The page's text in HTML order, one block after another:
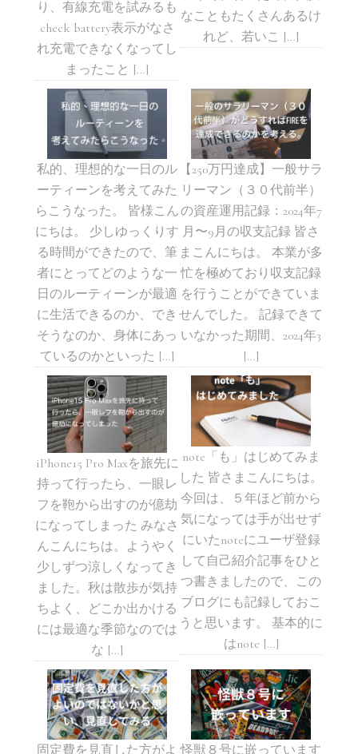
り、有線充電を試みるも
check battery表示がなさ
れ充電できなくなってし
まったこと […]
なこともたくさんあるけ
れど、若いこ […]
私的、理想的な一日のル
ーティーンを考えてみた
らこうなった。 皆様こん
にちは。 少しゆっくりす
る時間ができたので、筆
者にとってどのような一
日のルーティーンが最適
に生活できるのか、でき
そうなのか、身体にあっ
ているのかといった […]
【250万円達成】一般サラ
リーマン（３０代前半）
の資産運用記録：2024年7
月〜9月の収支記録 皆さ
まこんにちは。 本業が多
忙を極めており収支記録
を行うことができていま
せんでした。 記録できて
いなかった期間、2024年3
[…]
iPhone15 Pro Maxを旅先に
持って行ったら、一眼レ
フを鞄から出すのが億劫
になってしまった みなさ
んこんにちは。ようやく
少しずつ涼しくなってき
ました。秋は散歩が気持
ちよく、どこか出かける
には最適な季節なのでは
な […]
note「も」はじめてみま
した 皆さまこんにちは。
今回は、５年ほど前から
気になっては手が出せず
にいたnoteにユーザ登録
して自己紹介記事をひと
つ書きましたので、この
ブログにも記録しておこ
うと思います。 基本的に
はnote […]
固定費を見直した方がよ 怪獣８号に嵌っています